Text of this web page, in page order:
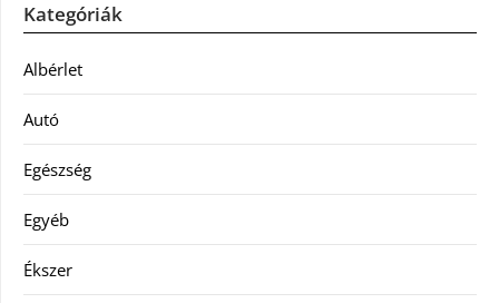
Kategóriák
Albérlet
Autó
Egészség
Egyéb
Ékszer